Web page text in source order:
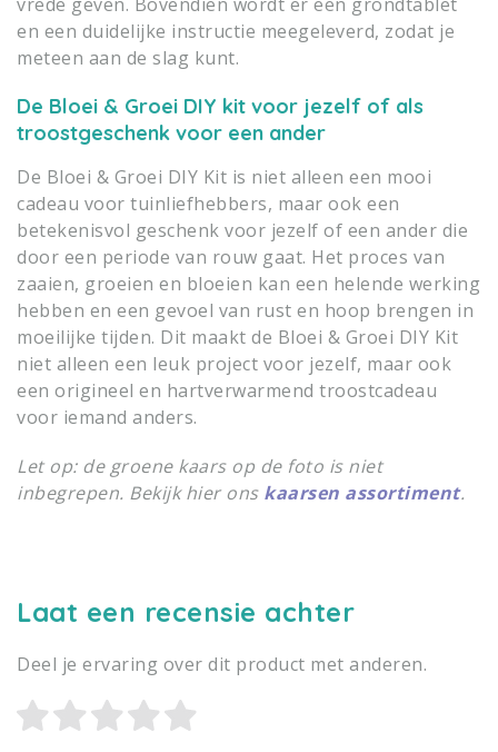
en een duidelijke instructie meegeleverd, zodat je
meteen aan de slag kunt.
De Bloei & Groei DIY kit voor jezelf of als
troostgeschenk voor een ander
De Bloei & Groei DIY Kit is niet alleen een mooi
cadeau voor tuinliefhebbers, maar ook een
betekenisvol geschenk voor jezelf of een ander die
door een periode van rouw gaat. Het proces van
zaaien, groeien en bloeien kan een helende werking
hebben en een gevoel van rust en hoop brengen in
moeilijke tijden. Dit maakt de Bloei & Groei DIY Kit
niet alleen een leuk project voor jezelf, maar ook
een origineel en hartverwarmend troostcadeau
voor iemand anders.
Let op: de groene kaars op de foto is niet
inbegrepen. Bekijk hier ons kaarsen assortiment.
Laat een recensie achter
Deel je ervaring over dit product met anderen.